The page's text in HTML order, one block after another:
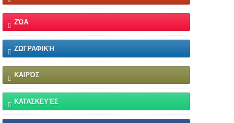
ΖΏΑ
ΖΩΓΡΑΦΙΚΉ
ΚΑΙΡΌΣ
ΚΑΤΑΣΚΕΥΈΣ